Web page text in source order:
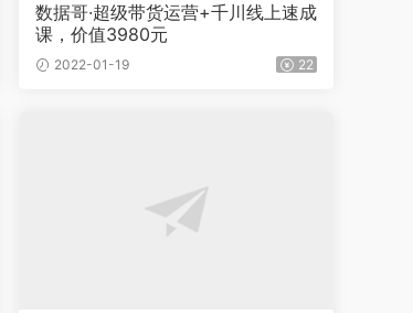
数据哥·超级带货运营+千川线上速成
课，价值3980元
2022-01-19 22